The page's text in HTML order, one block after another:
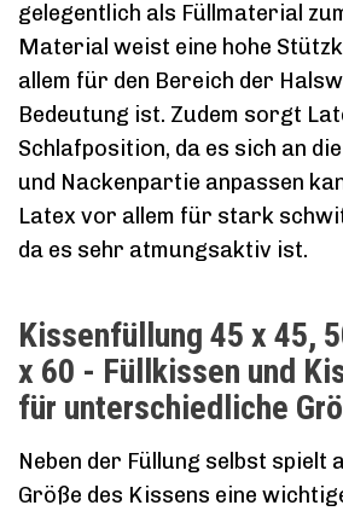
gelegentlich als Füllmaterial
Material weist eine hohe
allem für den Bereich der
Bedeutung ist. Zudem sorgt
Schlafposition, da es sich an
und Nackenpartie anpassen
Latex vor allem für stark
da es sehr atmungsaktiv ist.
Kissenfüllung 45 x 45,
x 60 - Füllkissen und
für unterschiedliche
Neben der Füllung selbst spielt
Größe des Kissens eine